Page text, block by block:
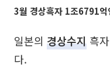
3월 경상흑자 1조6791
일본의 경상수지 흑
다.